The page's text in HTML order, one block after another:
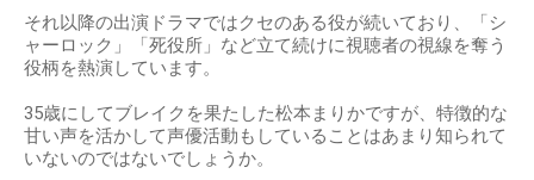
それ以降の出演ドラマではクセのある役が続いており、「シ
ャーロック」「死役所」など立て続けに視聴者の視線を奪う
役柄を熱演しています。
35歳にしてブレイクを果たした松本まりかですが、特徴的な
甘い声を活かして声優活動もしていることはあまり知られて
いないのではないでしょうか。